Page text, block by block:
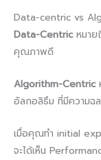
Data-centric vs
Data-Centricหมาย
คุณภาพดี
Algorithm-Centric
อัลกอลิธึม ที่มีความฉ
เมื่อคุณทำ initial
จะได้เห็น